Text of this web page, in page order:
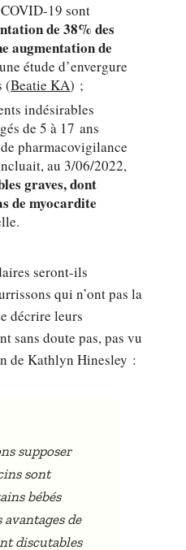
19 sont
de 38% des
augmentation de
étude d’envergure
(Beatie KA) ;
indésirables
de 5 à 17 ans
pharmacovigilance
au 3/06/2022,
graves, dont
de myocardite
seront-ils
qui n’ont pas la
décrire leurs
sans doute pas, pas vu
de Kathlyn Hinesley :
supposer
sont
bébés
de
discutables